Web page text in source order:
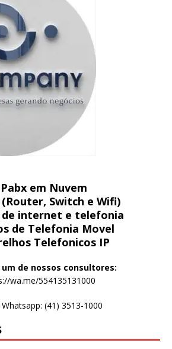
em Nuvem
(Router, Switch e Wifi)
de internet e telefonia
de Telefonia Movel
Telefonicos IP
um de nossos consultores:
wa.me/554135131000
(41) 3513-1000